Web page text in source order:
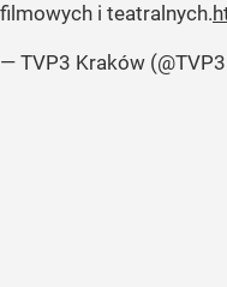
filmowych i teatralnych.
— TVP3 Kraków